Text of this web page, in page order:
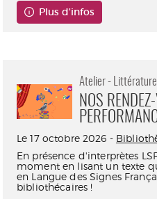
Plus d'infos
Atelier - Littérature
NOS
Le 17 octobre 2026 -
En présence d'interprètes
moment en lisant un texte
en Langue des Signes
bibliothécaires !